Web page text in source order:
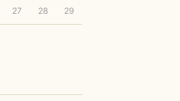
27 28 29